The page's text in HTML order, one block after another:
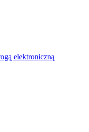
elektroniczną